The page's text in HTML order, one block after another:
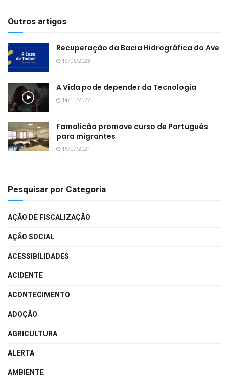
Outros artigos
Recuperação da Bacia Hidrográfica do Ave
19/06/2023
A Vida pode depender da Tecnologia
14/11/2022
Famalicão promove curso de Português
para migrantes
15/07/2021
Pesquisar por Categoria
AÇÃO DE FISCALIZAÇÃO
AÇÃO SOCIAL
ACESSIBILIDADES
ACIDENTE
ACONTECIMENTO
ADOÇÃO
AGRICULTURA
ALERTA
AMBIENTE